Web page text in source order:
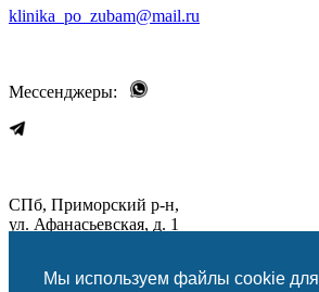
Мы используем файлы cookie для
klinika_po_zubam@mail.ru
Мессенджеры:
СПб, Приморский р-н,
ул. Афанасьевская, д. 1